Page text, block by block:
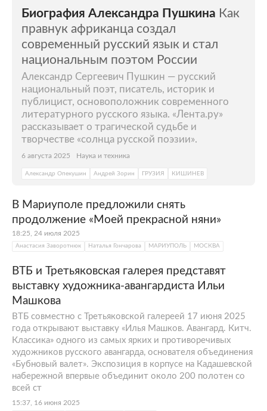
Биография Александра Пушкина Как
правнук африканца создал
современный русский язык и стал
национальным поэтом России
Александр Сергеевич Пушкин — русский
национальный поэт, писатель, историк и
публицист, основоположник современного
литературного русского языка. «Лента.ру»
рассказывает о трагической судьбе и
творчестве «солнца русской поэзии».
6 августа 2025 Наука и техника
Александр Опекушин Андрей Зорин ГРУЗИЯ КИШИНЕВ
В Мариуполе предложили снять
продолжение «Моей прекрасной няни»
18:25, 24 июля 2025
Анастасия Заворотнюк Наталья Гончарова МАРИУПОЛЬ МОСКВА
ВТБ и Третьяковская галерея представят
выставку художника-авангардиста Ильи
Машкова
ВТБ совместно с Третьяковской галереей 17 июня 2025
года открывают выставку «Илья Машков. Авангард. Китч.
Классика» одного из самых ярких и противоречивых
художников русского авангарда, основателя объединения
«Бубновый валет». Экспозиция в корпусе на Кадашевской
набережной впервые объединит около 200 полотен со
всей ст
15:37, 16 июня 2025